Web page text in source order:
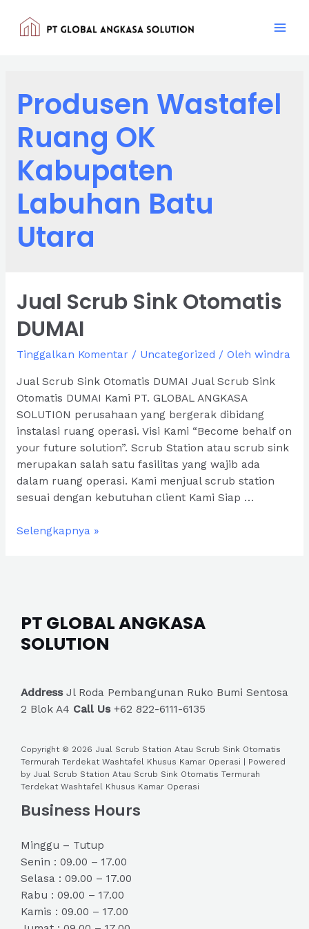
konten
Produsen Wastafel
Ruang OK
Kabupaten
Labuhan Batu
Utara
Jual Scrub Sink Otomatis
DUMAI
Tinggalkan Komentar / Uncategorized / Oleh windra
Jual Scrub Sink Otomatis DUMAI Jual Scrub Sink
Otomatis DUMAI Kami PT. GLOBAL ANGKASA
SOLUTION perusahaan yang bergerak dibidang
instalasi ruang operasi. Visi Kami “Become behalf on
your future solution”. Scrub Station atau scrub sink
merupakan salah satu fasilitas yang wajib ada
dalam ruang operasi. Kami menjual scrub station
sesuai dengan kebutuhan client Kami Siap …
Jual
Selengkapnya »
PT GLOBAL ANGKASA
SOLUTION
AddressJl Roda Pembangunan Ruko Bumi Sentosa
2 Blok A4 Call Us+62 822-6111-6135
Copyright © 2026 Jual Scrub Station Atau Scrub Sink Otomatis
Termurah Terdekat Washtafel Khusus Kamar Operasi | Powered
by Jual Scrub Station Atau Scrub Sink Otomatis Termurah
Terdekat Washtafel Khusus Kamar Operasi
Business Hours
Minggu – Tutup
Senin : 09.00 – 17.00
Selasa : 09.00 – 17.00
Rabu : 09.00 – 17.00
Kamis : 09.00 – 17.00